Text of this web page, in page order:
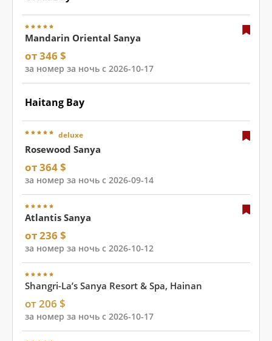
Mandarin Oriental Sanya
от 346 $
за номер за ночь с 2026-10-17
Haitang Bay
deluxe
Rosewood Sanya
от 364 $
за номер за ночь с 2026-09-14
Atlantis Sanya
от 236 $
за номер за ночь с 2026-10-12
Shangri-La’s Sanya Resort & Spa, Hainan
от 206 $
за номер за ночь с 2026-10-17